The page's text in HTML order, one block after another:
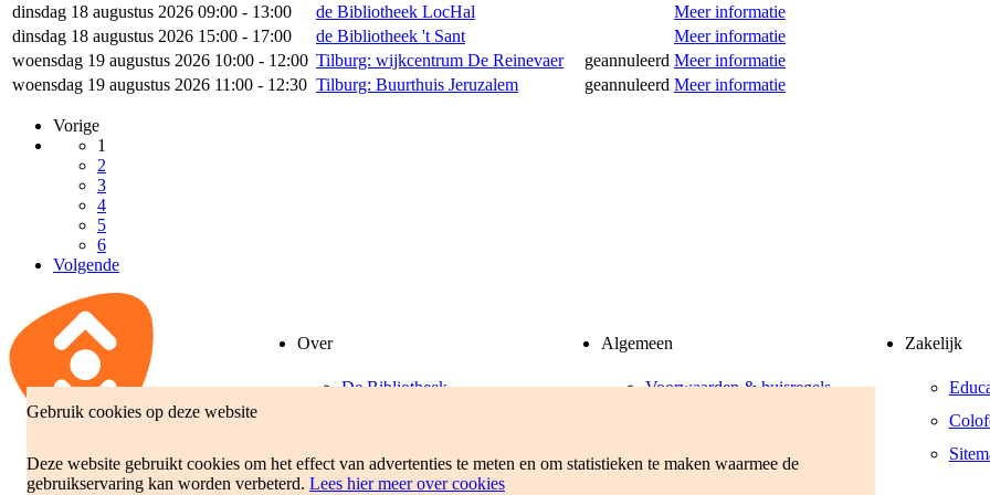
Gebruik cookies op deze website
Deze website gebruikt cookies om het effect van advertenties te meten en om statistieken te maken waarmee de
gebruikservaring kan worden verbeterd. Lees hier meer over cookies
dinsdag 18 augustus 2026 09:00 - 13:00
de Bibliotheek LocHal
Meer informatie
dinsdag 18 augustus 2026 15:00 - 17:00
de Bibliotheek 't Sant
Meer informatie
woensdag 19 augustus 2026 10:00 - 12:00 Tilburg: wijkcentrum De Reinevaer geannuleerd Meer informatie
woensdag 19 augustus 2026 11:00 - 12:30 Tilburg: Buurthuis Jeruzalem geannuleerd Meer informatie
Vorige
1
2
3
4
5
6
Volgende
Over
De Bibliotheek
Jaarverslag
Algemeen
Voorwaarden & huisregels
Werken bij
Zakelijk